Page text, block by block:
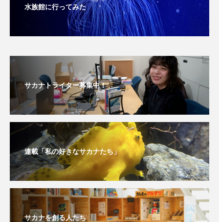
水族館に行ってみた
サカナトライター募集中！
連載「私の好きなサカナたち」
サカナを創る人たち